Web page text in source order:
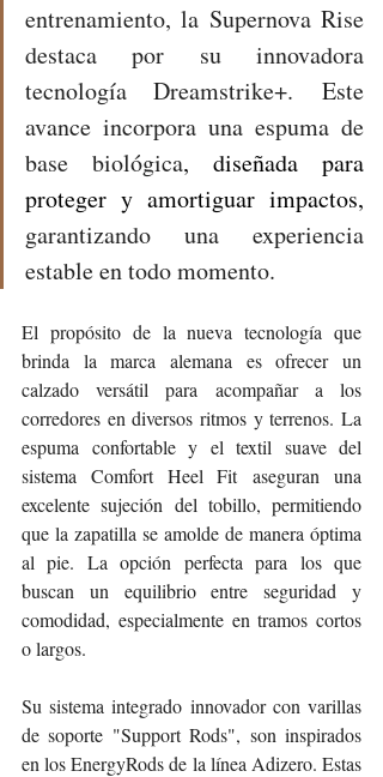
entrenamiento, la Supernova Rise
destaca por su innovadora
tecnología Dreamstrike+. Este
avance incorpora una espuma de
base biológica, diseñada para
garantizando una experiencia
estable en todo momento.
El propósito de la nueva tecnología que
brinda la marca alemana es ofrecer un
calzado versátil para acompañar a los
corredores en diversos ritmos y terrenos. La
espuma confortable y el textil suave del
sistema Comfort Heel Fit aseguran una
excelente sujeción del tobillo, permitiendo
que la zapatilla se amolde de manera óptima
al pie. La opción perfecta para los que
buscan un equilibrio entre seguridad y
comodidad, especialmente en tramos cortos
o largos.
Su sistema integrado innovador con varillas
de soporte "Support Rods", son inspirados
en los EnergyRods de la línea Adizero. Estas